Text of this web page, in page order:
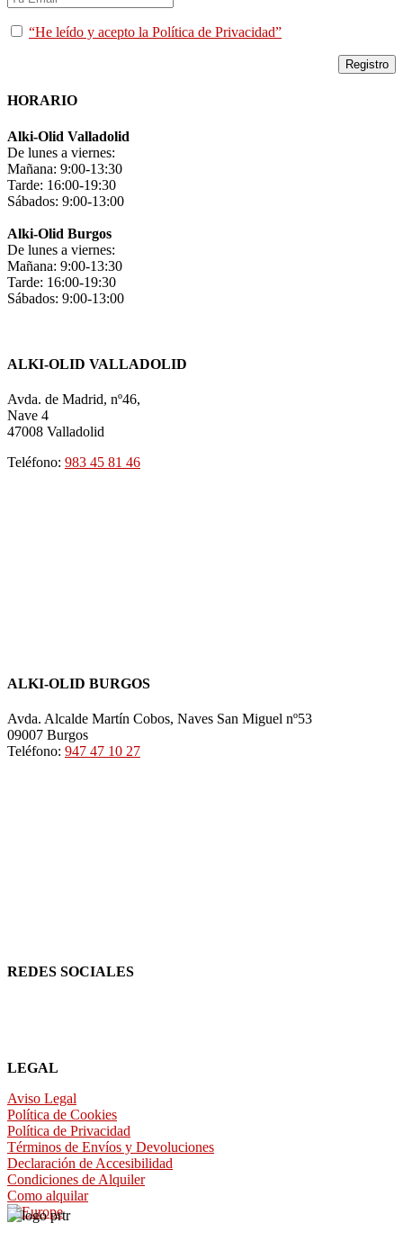
“He leído y acepto la Política de Privacidad”
HORARIO
Alki-Olid Valladolid
De lunes a viernes:
Mañana: 9:00-13:30
Tarde: 16:00-19:30
Sábados: 9:00-13:00
Alki-Olid Burgos
De lunes a viernes:
Mañana: 9:00-13:30
Tarde: 16:00-19:30
Sábados: 9:00-13:00
ALKI-OLID VALLADOLID
Avda. de Madrid, nº46,
Nave 4
47008 Valladolid
Teléfono: 983 45 81 46
ALKI-OLID BURGOS
Avda. Alcalde Martín Cobos, Naves San Miguel nº53
09007 Burgos
Teléfono: 947 47 10 27
REDES SOCIALES
LEGAL
Aviso Legal
Política de Cookies
Política de Privacidad
Términos de Envíos y Devoluciones
Declaración de Accesibilidad
Condiciones de Alquiler
Como alquilar